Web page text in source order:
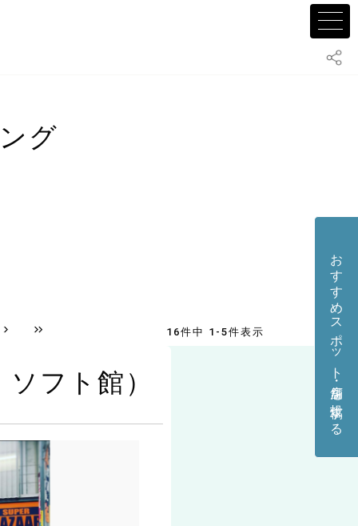
グ
16件中 1-5件表示
フト館） おすすめスポット・店舗を投稿する